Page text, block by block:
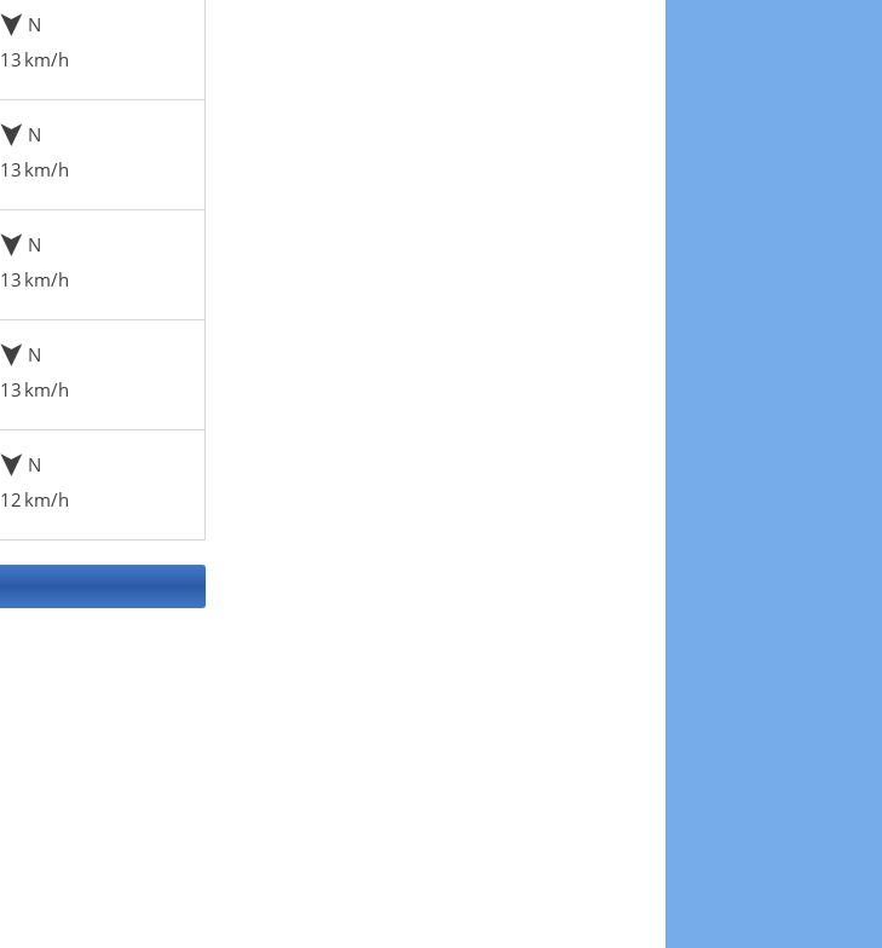
N
13 km/h
N
13 km/h
N
13 km/h
N
13 km/h
N
12 km/h